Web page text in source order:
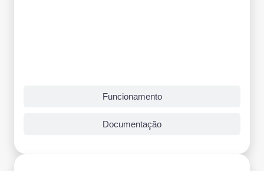
Funcionamento
Documentação